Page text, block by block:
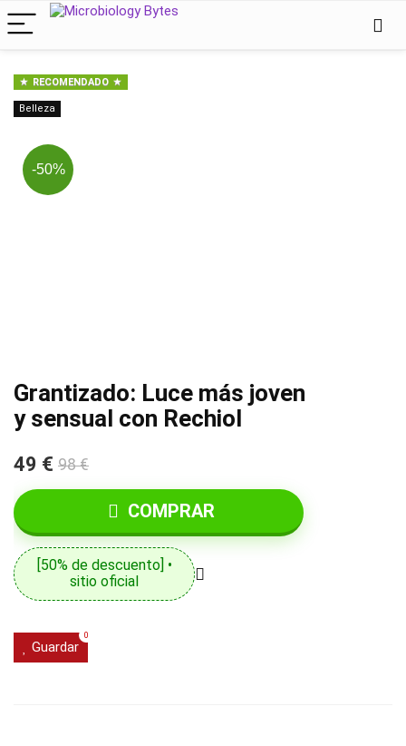
RECOMENDADO
Belleza
-50%
Grantizado: Luce más joven
y sensual con Rechiol
49 € 98 €
COMPRAR
[50% de descuento] •
sitio oficial
Guardar
0